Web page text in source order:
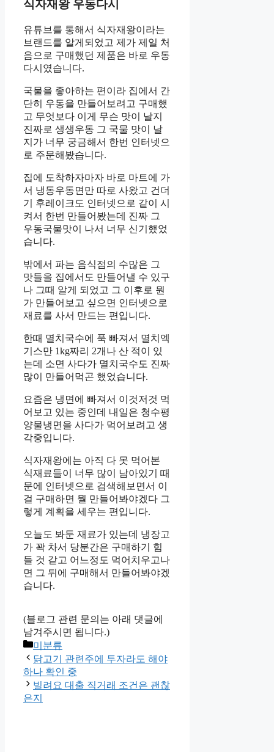
식자재왕 우동다시
유튜브를 통해서 식자재왕이라는
브랜드를 알게되었고 제가 제일 처
음으로 구매했던 제품은 바로 우동
다시였습니다.
국물을 좋아하는 편이라 집에서 간
단히 우동을 만들어보려고 구매했
고 무엇보다 이게 무슨 맛이 날지
진짜로 생생우동 그 국물 맛이 날
지가 너무 궁금해서 한번 인터넷으
로 주문해봤습니다.
집에 도착하자마자 바로 마트에 가
서 냉동우동면만 따로 사왔고 건더
기 후레이크도 인터넷으로 같이 시
켜서 한번 만들어봤는데 진짜 그
우동국물맛이 나서 너무 신기했었
습니다.
밖에서 파는 음식점의 수많은 그
맛들을 집에서도 만들어낼 수 있구
나 그때 알게 되었고 그 이후로 뭔
가 만들어보고 싶으면 인터넷으로
재료를 사서 만드는 편입니다.
한때 멸치국수에 푹 빠져서 멸치엑
기스만 1kg짜리 2개나 산 적이 있
는데 소면 사다가 멸치국수도 진짜
많이 만들어먹곤 했었습니다.
요즘은 냉면에 빠져서 이것저것 먹
어보고 있는 중인데 내일은 청수평
양물냉면을 사다가 먹어보려고 생
각중입니다.
식자재왕에는 아직 다 못 먹어본
식재료들이 너무 많이 남아있기 때
문에 인터넷으로 검색해보면서 이
걸 구매하면 뭘 만들어봐야겠다 그
렇게 계획을 세우는 편입니다.
오늘도 봐둔 재료가 있는데 냉장고
가 꽉 차서 당분간은 구매하기 힘
들 것 같고 어느정도 먹어치우고나
면 그 뒤에 구매해서 만들어봐야겠
습니다.
(블로그 관련 문의는 아래 댓글에
남겨주시면 됩니다.)
Categories
미분류
닭고기 관련주에 투자라도 해야
하나 확인 중
빌려요 대출 직거래 조건은 괜찮
은지